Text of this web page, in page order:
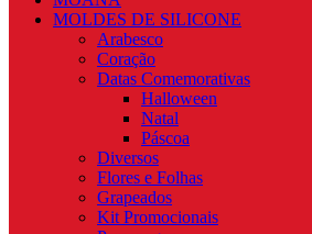
MOLDES DE SILICONE
Arabesco
Coração
Datas Comemorativas
Halloween
Natal
Páscoa
Diversos
Flores e Folhas
Grapeados
Kit Promocionais